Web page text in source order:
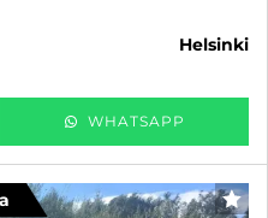
helsinki
WHATSAPP